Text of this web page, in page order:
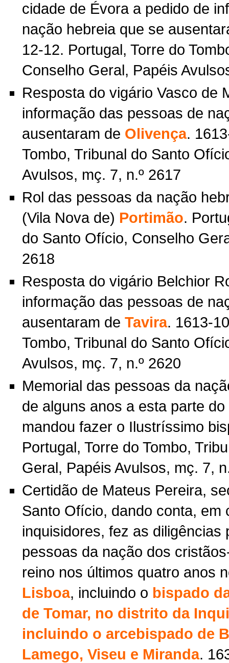
cidade de Évora a pedido de
nação hebreia que se
12-12. Portugal, Torre do
Conselho Geral, Papéis
Resposta do vigário Vasco de
informação das pessoas de
ausentaram de Olivença.
Tombo, Tribunal do Santo
Avulsos, mç. 7, n.º 2617
Rol das pessoas da nação
(Vila Nova de) Portimão.
do Santo Ofício, Conselho
2618
Resposta do vigário Belchior
informação das pessoas de
ausentaram de Tavira. 1613-
Tombo, Tribunal do Santo
Avulsos, mç. 7, n.º 2620
Memorial das pessoas da
de alguns anos a esta parte
mandou fazer o Ilustríssimo
Portugal, Torre do Tombo,
Geral, Papéis Avulsos, mç. 7,
Certidão de Mateus Pereira,
Santo Ofício, dando conta, em
inquisidores, fez as diligências
pessoas da nação dos
reino nos últimos quatro anos
Lisboa, incluindo o bispado
de Tomar, no distrito da
incluindo o arcebispado de
Lamego, Viseu e Miranda.